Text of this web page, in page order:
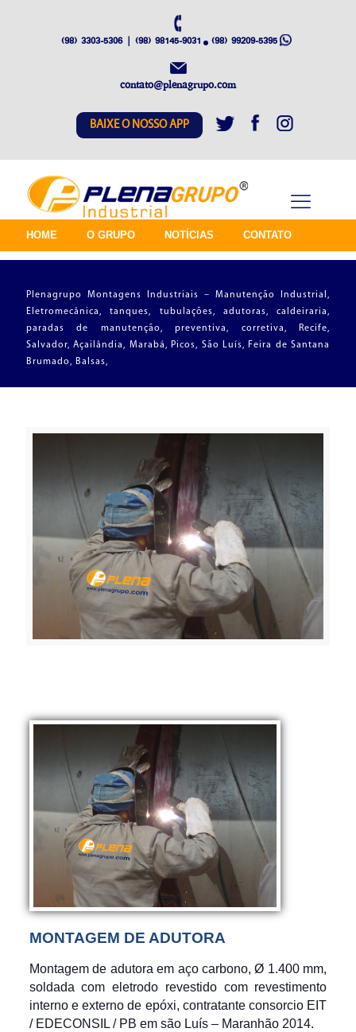
(98) 3303-5306 | (98) 98145-9031 (98) 99209-5395
contato@plenagrupo.com
BAIXE O NOSSO APP
HOME O GRUPO NOTÍCIAS CONTATO
Plenagrupo Montagens Industriais – Manutenção Industrial,
Eletromecânica, tanques, tubulações, adutoras, caldeiraria,
paradas de manutenção, preventiva, corretiva, Recife,
Salvador, Açailândia, Marabá, Picos, São Luís, Feira de Santana
Brumado, Balsas,
MONTAGEM DE ADUTORA
Montagem de adutora em aço carbono, Ø 1.400 mm,
soldada com eletrodo revestido com revestimento
interno e externo de epóxi, contratante consorcio EIT
/ EDECONSIL / PB em são Luís – Maranhão 2014.